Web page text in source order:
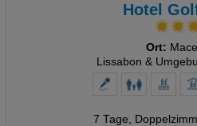
Hotel
Ort:
Lissabon &
7 Tage,